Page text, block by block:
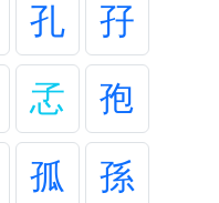
孔
孖
孞
孢
孤
孫